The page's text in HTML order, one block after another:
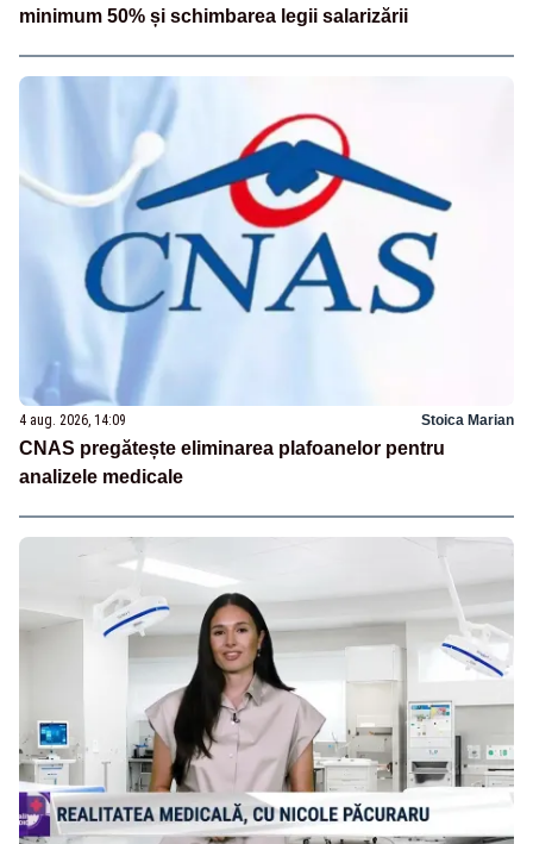
minimum 50% și schimbarea legii salarizării
4 aug. 2026, 14:09 Stoica Marian
CNAS pregătește eliminarea plafoanelor pentru
analizele medicale